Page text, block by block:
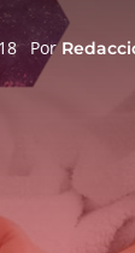
Por